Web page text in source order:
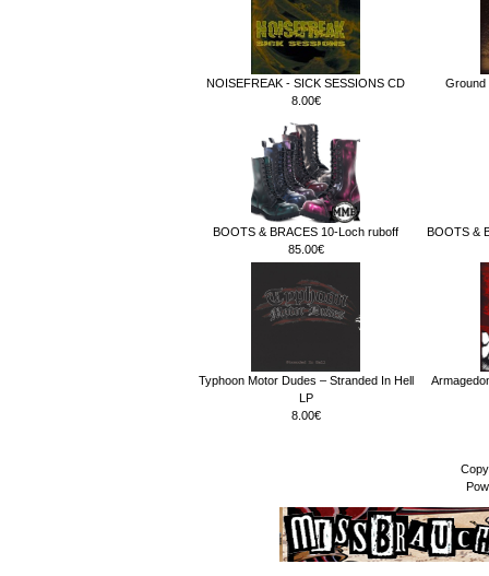
NOISEFREAK - SICK SESSIONS CD
8.00€
Ground
BOOTS & BRACES 10-Loch ruboff
85.00€
BOOTS &
Typhoon Motor Dudes ‎– Stranded In Hell
LP
8.00€